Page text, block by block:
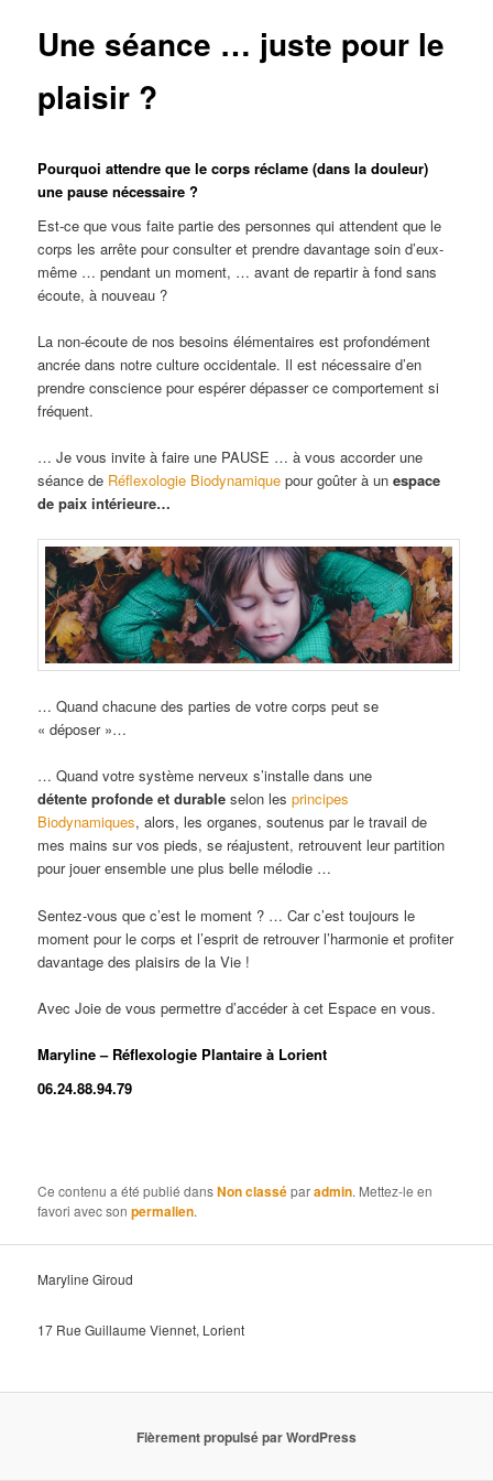
Une séance … juste pour le
plaisir ?
Pourquoi attendre que le corps réclame (dans la douleur)
une pause nécessaire ?
Est-ce que vous faite partie des personnes qui attendent que le
corps les arrête pour consulter et prendre davantage soin d’eux-
même … pendant un moment, … avant de repartir à fond sans
écoute, à nouveau ?
La non-écoute de nos besoins élémentaires est profondément
ancrée dans notre culture occidentale. Il est nécessaire d’en
prendre conscience pour espérer dépasser ce comportement si
fréquent.
… Je vous invite à faire une PAUSE … à vous accorder une
séance de Réflexologie Biodynamique pour goûter à unespace
de paix intérieure…
… Quand chacune des parties de votre corps peut se
« déposer »…
… Quand votre système nerveux s’installe dans une
détente profonde et durable selon lesprincipes
Biodynamiques, alors, les organes, soutenus par le travail de
mes mains sur vos pieds, se réajustent, retrouvent leur partition
pour jouer ensemble une plus belle mélodie …
Sentez-vous que c’est le moment ? … Car c’est toujours le
moment pour le corps et l’esprit de retrouver l’harmonie et profiter
davantage des plaisirs de la Vie !
Avec Joie de vous permettre d’accéder à cet Espace en vous.
Maryline – Réflexologie Plantaire à Lorient
06.24.88.94.79
Ce contenu a été publié dansNon classéparadmin. Mettez-le en
favori avec sonpermalien.
Maryline Giroud
17 Rue Guillaume Viennet, Lorient
Fièrement propulsé par WordPress